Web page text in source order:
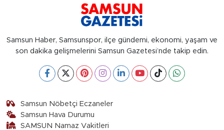
Samsun Haber, Samsunspor, ilçe gündemi, ekonomi, yaşam ve
son dakika gelişmelerini Samsun Gazetesi’nde takip edin.
Samsun Nöbetçi Eczaneler
Samsun Hava Durumu
SAMSUN Namaz Vakitleri